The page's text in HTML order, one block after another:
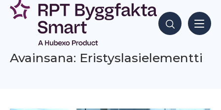
Siirry
sisältöön
Hae sisältöjä
Avainsana: Eristyslasielementti